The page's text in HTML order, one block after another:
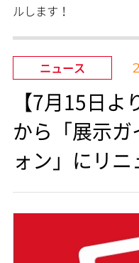
ルします！
ニュース
【7月15日よ
から「展示
ォン」にリニ